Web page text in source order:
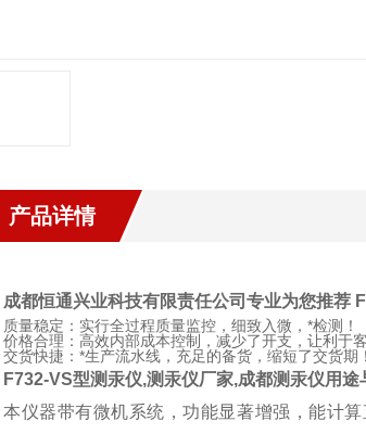
产品详情
成都恒通兴业科技有限责任公司专业为您推荐
质量稳定：实行全过程质量监控，细致入微，*检测！
价格合理：高效内部成本控制，减少了开支，让利于客
交货快捷：*生产流水线，充足的备货，缩短了交货期！
F732-VS型测汞仪,测汞仪厂家,成都测汞仪用途
本仪器带有微机系统，功能显著增强，能计